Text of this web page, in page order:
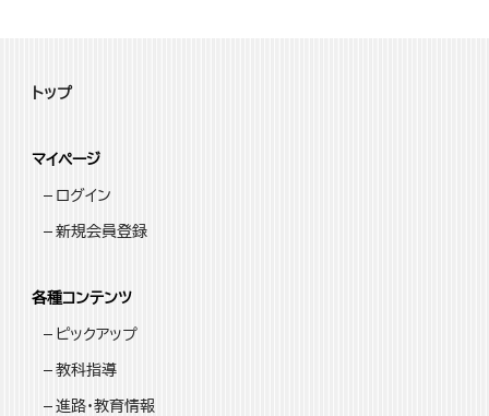
トップ
マイページ
ログイン
新規会員登録
各種コンテンツ
ピックアップ
教科指導
進路・教育情報